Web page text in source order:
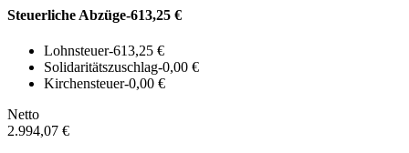
Steuerliche Abzüge-613,25 €
Lohnsteuer-613,25 €
Solidaritätszuschlag-0,00 €
Kirchensteuer-0,00 €
Netto
2.994,07 €